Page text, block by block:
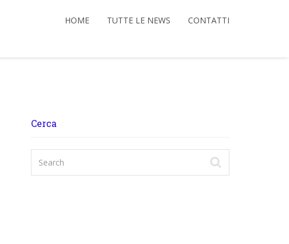
HOME TUTTE LE NEWS CONTATTI
Cerca